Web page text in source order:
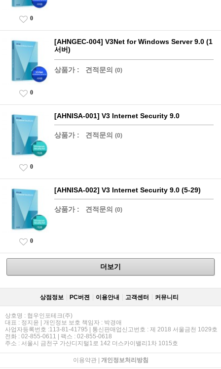
0
[AHNGEC-004] V3Net for Windows Server 9.0 (1
서버)
상품가 : 견적문의 (0)
0
[AHNISA-001] V3 Internet Security 9.0
상품가 : 견적문의 (0)
0
[AHNISA-002] V3 Internet Security 9.0 (5-29)
상품가 : 견적문의 (0)
0
더보기
상점정보 PC버젼 이용안내 고객센터 커뮤니티
상호명 : 협우인포테크(주)
대표 : 정지윤 | 개인정보 보호 책임자 : 박경애
사업자등록번호 :113-81-41795 | 통신판매업신고번호 : 제 2018 서울금천 1029호
전화 : 02-855-0611 | 팩스 : 02-855-0618
주소 : 서울시 금천구 가산디지털1로 142 더스카이밸리1차 1015호
이용약관| 개인정보처리방침